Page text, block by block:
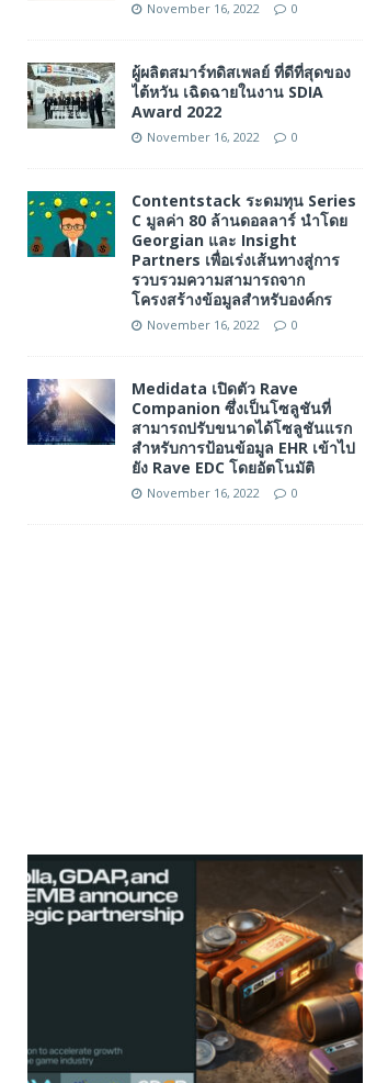
November 16, 2022 0
ผู้ผลิตสมาร์ทดิสเพลย์ ที่ดีที่สุดของ
ไต้หวัน เฉิดฉายในงาน SDIA
Award 2022
November 16, 2022 0
Contentstack ระดมทุน Series
C มูลค่า 80 ล้านดอลลาร์ นำโดย
Georgian และ Insight
Partners เพื่อเร่งเส้นทางสู่การ
รวบรวมความสามารถจาก
โครงสร้างข้อมูลสำหรับองค์กร
November 16, 2022 0
Medidata เปิดตัว Rave
Companion ซึ่งเป็นโซลูชันที่
สามารถปรับขนาดได้โซลูชันแรก
สำหรับการป้อนข้อมูล EHR เข้าไป
ยัง Rave EDC โดยอัตโนมัติ
November 16, 2022 0